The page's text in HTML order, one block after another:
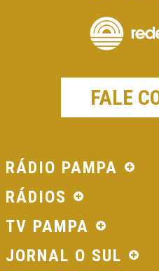
FALE
RÁDIO PAMPA
RÁDIOS
TV PAMPA
JORNAL O SUL